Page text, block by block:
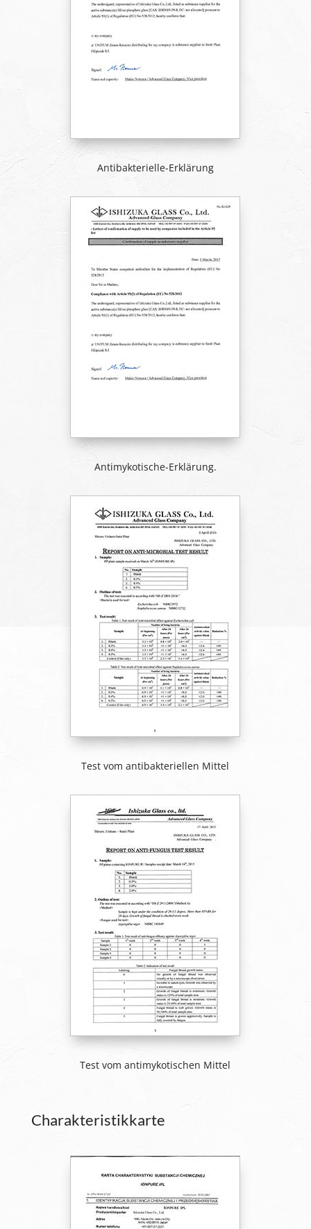
Antibakterielle-Erklärung
Antimykotische-Erklärung.
Test vom antibakteriellen Mittel
Test vom antimykotischen Mittel
Charakteristikkarte